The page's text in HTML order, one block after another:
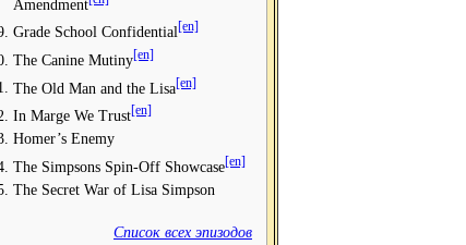
Amendment
Grade School Confidential [en]
The Canine Mutiny[en]
The Old Man and the Lisa[en]
In Marge We Trust [en]
Homer’s Enemy
The Simpsons Spin-Off Showcase[en]
The Secret War of Lisa Simpson
Список всех эпизодов